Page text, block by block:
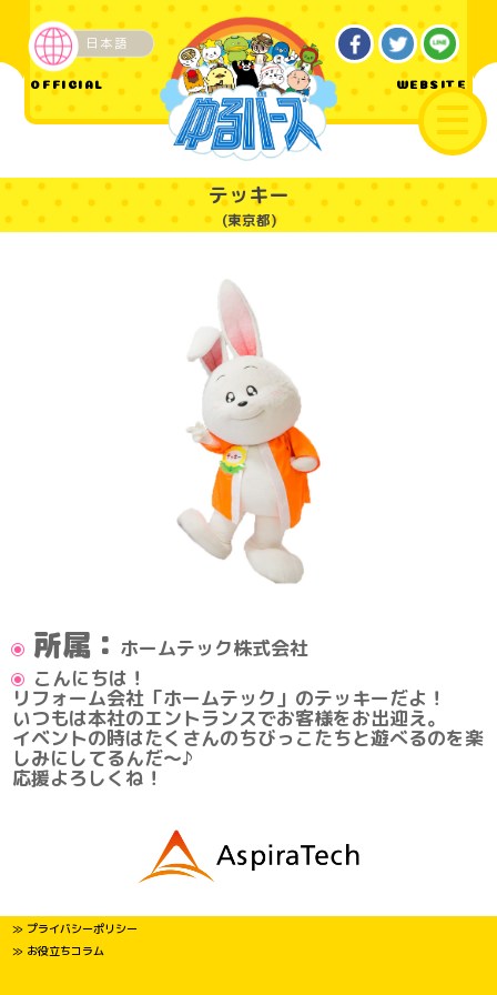
OFFICIAL WEBSITE
日本語
企業・その他
テッキー
(東京都)
所属： ホームテック株式会社
こんにちは！
リフォーム会社「ホームテック」のテッキーだよ！
いつもは本社のエントランスでお客様をお出迎え。
イベントの時はたくさんのちびっこたちと遊べるのを楽
しみにしてるんだ～♪
応援よろしくね！
≫ プライバシーポリシー
≫ お役立ちコラム